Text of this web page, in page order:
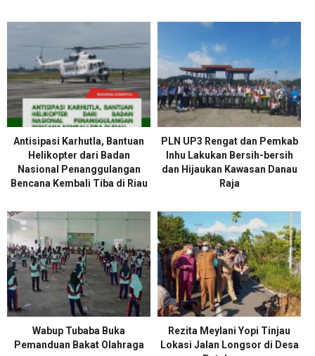
Antisipasi Karhutla, Bantuan
Helikopter dari Badan
Nasional Penanggulangan
Bencana Kembali Tiba di Riau
PLN UP3 Rengat dan Pemkab
Inhu Lakukan Bersih-bersih
dan Hijaukan Kawasan Danau
Raja
Wabup Tubaba Buka
Pemanduan Bakat Olahraga
Rezita Meylani Yopi Tinjau
Lokasi Jalan Longsor di Desa